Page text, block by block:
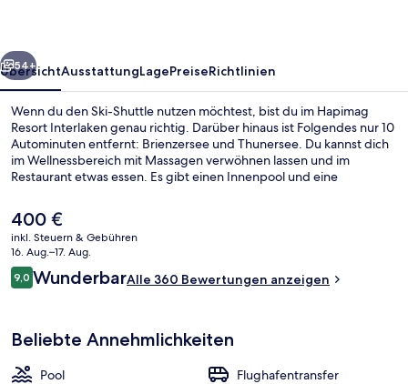
Weiter
54+
ÜbersichtAusstattungLagePreiseRichtlinien
Wenn du den Ski-Shuttle nutzen möchtest, bist du im Hapimag
Resort Interlaken genau richtig. Darüber hinaus ist Folgendes nur 10
Autominuten entfernt: Brienzersee und Thunersee. Du kannst dich
im Wellnessbereich mit Massagen verwöhnen lassen und im
Restaurant etwas essen. Es gibt einen Innenpool und eine
Highlights wie hochwertige Bettwaren und Espressomaschine.
Ebenfalls vorhanden sind Skipässe und ein Skiraum. Andere
Reisende haben viel Gutes über das hilfsbereite Personal zu
berichten.
Der
aktuelle
Preis
beträgt
400 €.
400 €
inkl. Steuern & Gebühren
16. Aug.–17. Aug.
Bewertungen
9,09,0 von 10.
WunderbarAlle 360 Bewertungen anzeigen
Beliebte Annehmlichkeiten
Pool
Flughafentransfer